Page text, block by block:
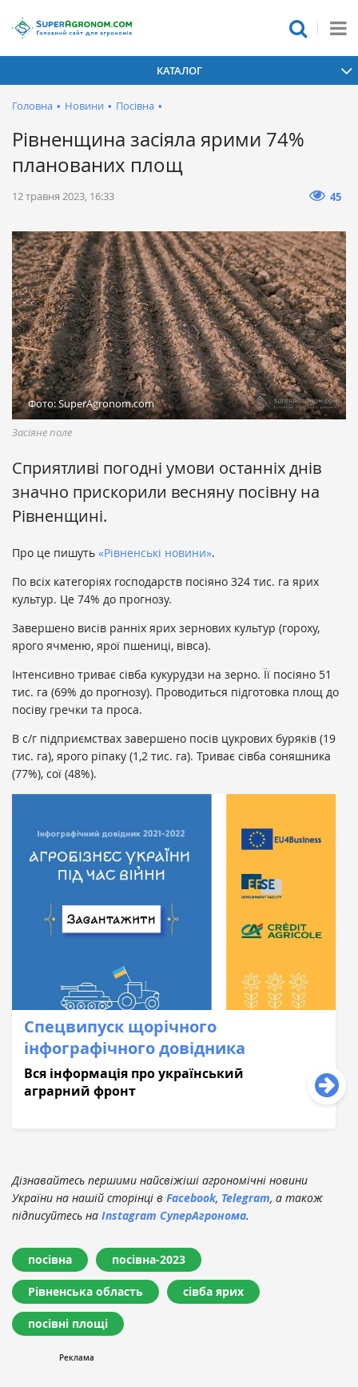
КАТАЛОГ
Головна • Новини • Посівна •
Рівненщина засіяла ярими 74%
планованих площ
12 травня 2023, 16:33 45
Фото: SuperAgronom.com
Засіяне поле
Сприятливі погодні умови останніх днів
значно прискорили весняну посівну на
Рівненщині.
Про це пишуть «Рівненські новини».
По всіх категоріях господарств посіяно 324 тис. га ярих
культур. Це 74% до прогнозу.
Завершено висів ранніх ярих зернових культур (гороху,
ярого ячменю, ярої пшениці, вівса).
Інтенсивно триває сівба кукурудзи на зерно. Її посіяно 51
тис. га (69% до прогнозу). Проводиться підготовка площ до
посіву гречки та проса.
В с/г підприємствах завершено посів цукрових буряків (19
тис. га), ярого ріпаку (1,2 тис. га). Триває сівба соняшника
(77%), сої (48%).
Спецвипуск щорічного
інфографічного довідника
Вся інформація про український
аграрний фронт
Дізнавайтесь першими найсвіжіші агрономічні новини
України на нашій сторінці в Facebook, Telegram, а також
підписуйтесь на Instagram СуперАгронома.
посівна посівна-2023
Рівненська область сівба ярих
посівні площі